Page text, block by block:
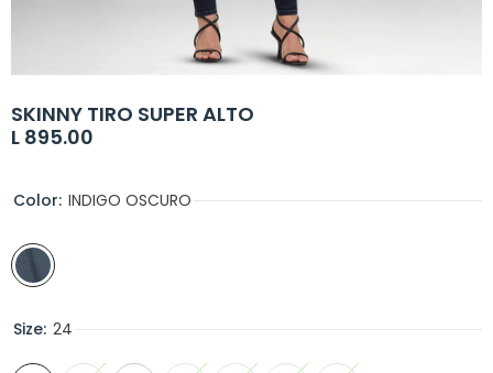
SKINNY TIRO SUPER ALTO
L 895.00
Color: INDIGO OSCURO
Size: 24